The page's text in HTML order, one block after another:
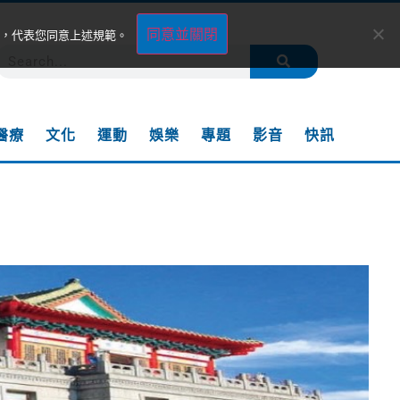
療 文化 運動 娛樂 專題 影音 快訊
代表您同意上述規範。 同意並關閉